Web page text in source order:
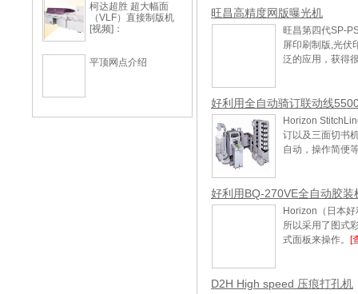
柯达超胜 超大幅面
（VLF）直接制版机
[视频]：
平顶网点介绍
旺昌高精度网版曝光机
旺昌第四代SP-
屏印刷制版,光伏
泛的应用，获得
好利用全自动骑订联动线
Horizon
订以及三面切书
自动，操作简便
好利用BQ-270VE全自动胶装
Horizon（日本
所以采用了图式
式面板来操作。 [
D2H High speed 压痕打孔机